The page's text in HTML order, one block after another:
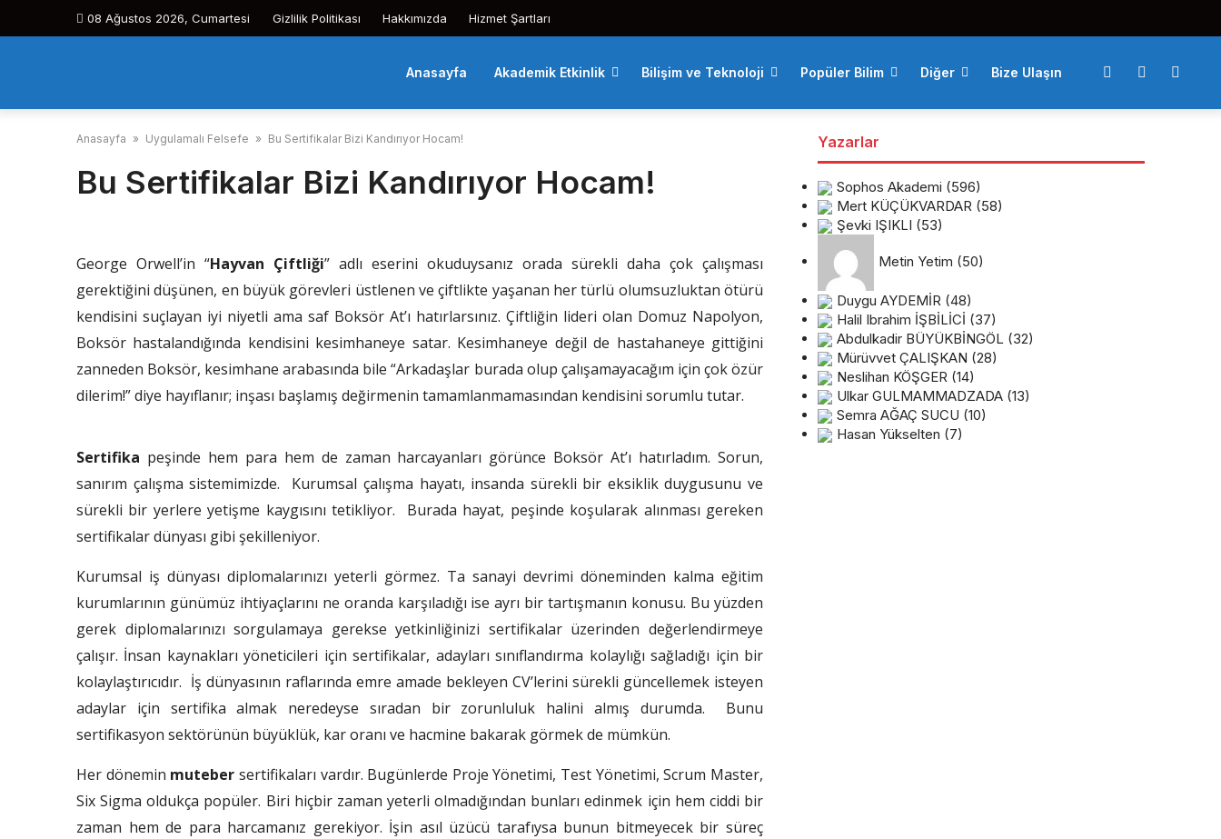
08 Ağustos 2026, Cumartesi Gizlilik Politikası Hakkımızda Hizmet Şartları
Anasayfa Akademik Etkinlik Bilişim ve Teknoloji Popüler Bilim Diğer Bize Ulaşın
Anasayfa » Uygulamalı Felsefe » Bu Sertifikalar Bizi Kandırıyor Hocam!
Bu Sertifikalar Bizi Kandırıyor Hocam!
George Orwell’in “Hayvan Çiftliği” adlı eserini okuduysanız orada sürekli daha çok çalışması
gerektiğini düşünen, en büyük görevleri üstlenen ve çiftlikte yaşanan her türlü olumsuzluktan ötürü
kendisini suçlayan iyi niyetli ama saf Boksör At’ı hatırlarsınız. Çiftliğin lideri olan Domuz Napolyon,
Boksör hastalandığında kendisini kesimhaneye satar. Kesimhaneye değil de hastahaneye gittiğini
zanneden Boksör, kesimhane arabasında bile “Arkadaşlar burada olup çalışamayacağım için çok özür
dilerim!” diye hayıflanır; inşası başlamış değirmenin tamamlanmamasından kendisini sorumlu tutar.
Sertifika peşinde hem para hem de zaman harcayanları görünce Boksör At’ı hatırladım. Sorun,
sanırım çalışma sistemimizde. Kurumsal çalışma hayatı, insanda sürekli bir eksiklik duygusunu ve
sürekli bir yerlere yetişme kaygısını tetikliyor. Burada hayat, peşinde koşularak alınması gereken
sertifikalar dünyası gibi şekilleniyor.
Kurumsal iş dünyası diplomalarınızı yeterli görmez. Ta sanayi devrimi döneminden kalma eğitim
kurumlarının günümüz ihtiyaçlarını ne oranda karşıladığı ise ayrı bir tartışmanın konusu. Bu yüzden
gerek diplomalarınızı sorgulamaya gerekse yetkinliğinizi sertifikalar üzerinden değerlendirmeye
çalışır. İnsan kaynakları yöneticileri için sertifikalar, adayları sınıflandırma kolaylığı sağladığı için bir
kolaylaştırıcıdır. İş dünyasının raflarında emre amade bekleyen CV’lerini sürekli güncellemek isteyen
adaylar için sertifika almak neredeyse sıradan bir zorunluluk halini almış durumda. Bunu
sertifikasyon sektörünün büyüklük, kar oranı ve hacmine bakarak görmek de mümkün.
Her dönemin muteber sertifikaları vardır. Bugünlerde Proje Yönetimi, Test Yönetimi, Scrum Master,
Six Sigma oldukça popüler. Biri hiçbir zaman yeterli olmadığından bunları edinmek için hem ciddi bir
zaman hem de para harcamanız gerekiyor. İşin asıl üzücü tarafıysa bunun bitmeyecek bir süreç
Yazarlar
Sophos Akademi (596)
Mert KÜÇÜKVARDAR (58)
Şevki IŞIKLI (53)
Metin Yetim (50)
Duygu AYDEMİR (48)
Halil Ibrahim İŞBİLİCİ (37)
Abdulkadir BÜYÜKBİNGÖL (32)
Mürüvvet ÇALIŞKAN (28)
Neslihan KÖŞGER (14)
Ulkar GULMAMMADZADA (13)
Semra AĞAÇ SUCU (10)
Hasan Yükselten (7)